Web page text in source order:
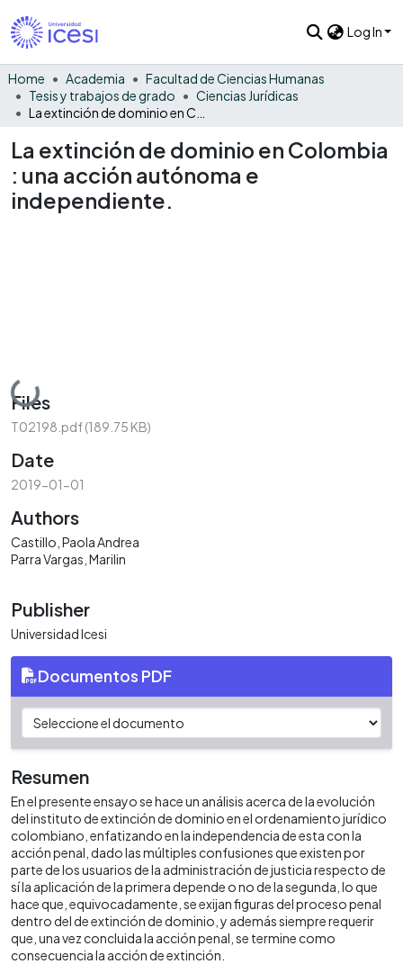
Log In
Home Academia
Facultad de Ciencias Humanas
Tesis y trabajos de grado
Ciencias Jurídicas
La extinción de dominio en Colombia
: una acción autónoma e
independiente.
Loading...
Files
T02198.pdf(189.75 KB)
Date
2019-01-01
Authors
Castillo, Paola Andrea
Parra Vargas, Marilin
Publisher
Universidad Icesi
Documentos PDF
Resumen
En el presente ensayo se hace un análisis acerca de la evolución
del instituto de extinción de dominio en el ordenamiento jurídico
colombiano, enfatizando en la independencia de esta con la
acción penal, dado las múltiples confusiones que existen por
parte de los usuarios de la administración de justicia respecto de
sí la aplicación de la primera depende o no de la segunda, lo que
hace que, equivocadamente, se exijan figuras del proceso penal
dentro del de extinción de dominio, y además siempre requerir
que, una vez concluida la acción penal, se termine como
consecuencia la acción de extinción.